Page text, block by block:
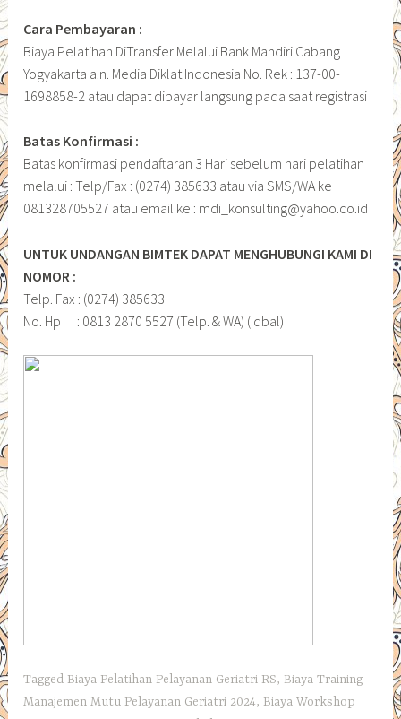
Cara Pembayaran :
Biaya Pelatihan DiTransfer Melalui Bank Mandiri Cabang
Yogyakarta a.n. Media Diklat Indonesia No. Rek : 137-00-
1698858-2 atau dapat dibayar langsung pada saat registrasi
Batas Konfirmasi :
Batas konfirmasi pendaftaran 3 Hari sebelum hari pelatihan
melalui : Telp/Fax : (0274) 385633 atau via SMS/WA ke
081328705527 atau email ke : mdi_konsulting@yahoo.co.id
UNTUK UNDANGAN BIMTEK DAPAT MENGHUBUNGI KAMI DI
NOMOR :
Telp. Fax : (0274) 385633
No. Hp : 0813 2870 5527 (Telp. & WA) (Iqbal)
Tagged Biaya Pelatihan Pelayanan Geriatri RS, Biaya Training
Manajemen Mutu Pelayanan Geriatri 2024, Biaya Workshop